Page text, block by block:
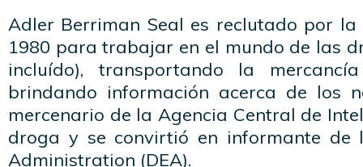
Adler Berriman Seal es reclutado por
1980 para trabajar en el mundo de las
incluído), transportando la
brindando información acerca de los
mercenario de la Agencia Central de
droga y se convirtió en informante de
Administration (DEA).